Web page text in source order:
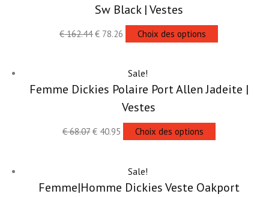
Sw Black | Vestes
€162.44 € 78.26 Choix des options
Sale!
Femme Dickies Polaire Port Allen Jadeite |
Vestes
€68.07 €40.95 Choix des options
Sale!
Femme|Homme Dickies Veste Oakport